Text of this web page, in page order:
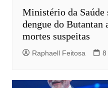
Ministério da Saúde
dengue do Butantan
mortes suspeitas
Raphaell Feitosa 8